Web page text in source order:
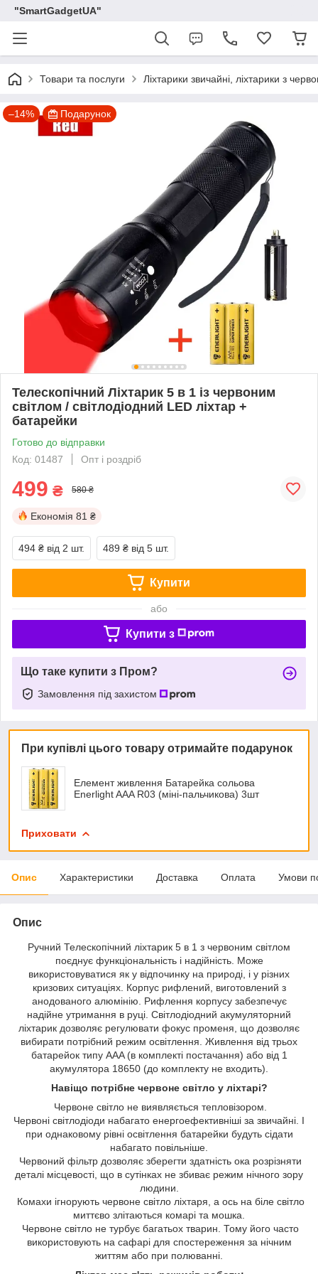
"SmartGadgetUA"
Товари та послуги Ліхтарики звичайні, ліхтарики з
–14% Подарунок
Телескопічний Ліхтарик 5 в 1 із червоним
світлом / світлодіодний LED ліхтар +
батарейки
Готово до відправки
Код: 01487
Опт і роздріб
499 ₴ 580 ₴
Економія 81 ₴
494 ₴ від 2 шт. 489 ₴ від 5 шт.
Купити
або
Купити з
Що таке купити з Пром?
Замовлення під захистом
При купівлі цього товару отримайте подарунок
Елемент живлення Батарейка сольова
Enerlight AAA R03 (міні-пальчикова) 3шт
Приховати
Опис Характеристики Доставка Оплата Умови
Опис
Ручний Телескопічний ліхтарик 5 в 1 з червоним світлом
поєднує функціональність і надійність. Може
використовуватися як у відпочинку на природі, і у різних
кризових ситуаціях. Корпус рифлений, виготовлений з
анодованого алюмінію. Рифлення корпусу забезпечує
надійне утримання в руці. Світлодіодний акумуляторний
ліхтарик дозволяє регулювати фокус променя, що дозволяє
вибирати потрібний режим освітлення. Живлення від трьох
батарейок типу AAA (в комплекті постачання) або від 1
акумулятора 18650 (до комплекту не входить).
Навіщо потрібне червоне світло у ліхтарі?
Червоне світло не виявляється тепловізором.
Червоні світлодіоди набагато енергоефективніші за звичайні. І
при однаковому рівні освітлення батарейки будуть сідати
набагато повільніше.
Червоний фільтр дозволяє зберегти здатність ока розрізняти
деталі місцевості, що в сутінках не збиває режим нічного зору
людини.
Комахи ігнорують червоне світло ліхтаря, а ось на біле світло
миттєво злітаються комарі та мошка.
Червоне світло не турбує багатьох тварин. Тому його часто
використовують на сафарі для спостереження за нічним
життям або при полюванні.